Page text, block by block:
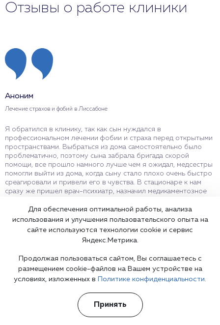
Отзывы о работе клиники
Аноним
Лечение страхов и фобий в Лиссабоне
Я обратился в клинику, так как сын нуждался в
профессиональном лечении фобии и страха перед открытыми
пространствами. Выбраться из дома самостоятельно было
проблематично, поэтому сына забрала бригада скорой
помощи, все прошло намного лучше чем я ожидал, медсестры
помогли выйти из дома, когда сыну стало плохо очень быстро
среагировали и привели его в чувства. В стационаре к нам
сразу же пришел врач-психиатр, назначил медикаментозное
происходить. Примерно через неделю сын начал выходить на
не длительные прогулки по территории психиатрической
клиники, и так постепенно мы справились с проблемой.
Конечно, сейчас есть регулярные осмотры и сеансы
психотерапии, но в основном все стабильно. Хочу
профессиональную медицинскую помощь, и за хорошее
отношение к пациентам. Всего вам наилучшего, удачи и
процветания!
Для обеспечения оптимальной работы, анализа
использования и улучшения пользовательского опыта на
сайте используются технологии cookie и сервис
Яндекс.Метрика.
Продолжая пользоваться сайтом, Вы соглашаетесь с
размещением cookie-файлов на Вашем устройстве на
условиях, изложенных в
Политике конфиденциальности.
Принять